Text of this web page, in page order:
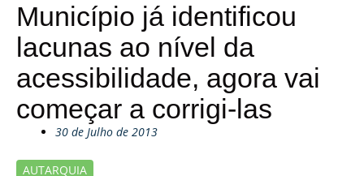
Município já identificou
lacunas ao nível da
acessibilidade, agora vai
começar a corrigi-las
30 de Julho de 2013
AUTARQUIA